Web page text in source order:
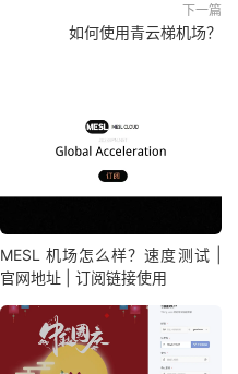
下一篇
如何使用青云梯机场？
MESL 机场怎么样？速度测试 |
官网地址 | 订阅链接使用